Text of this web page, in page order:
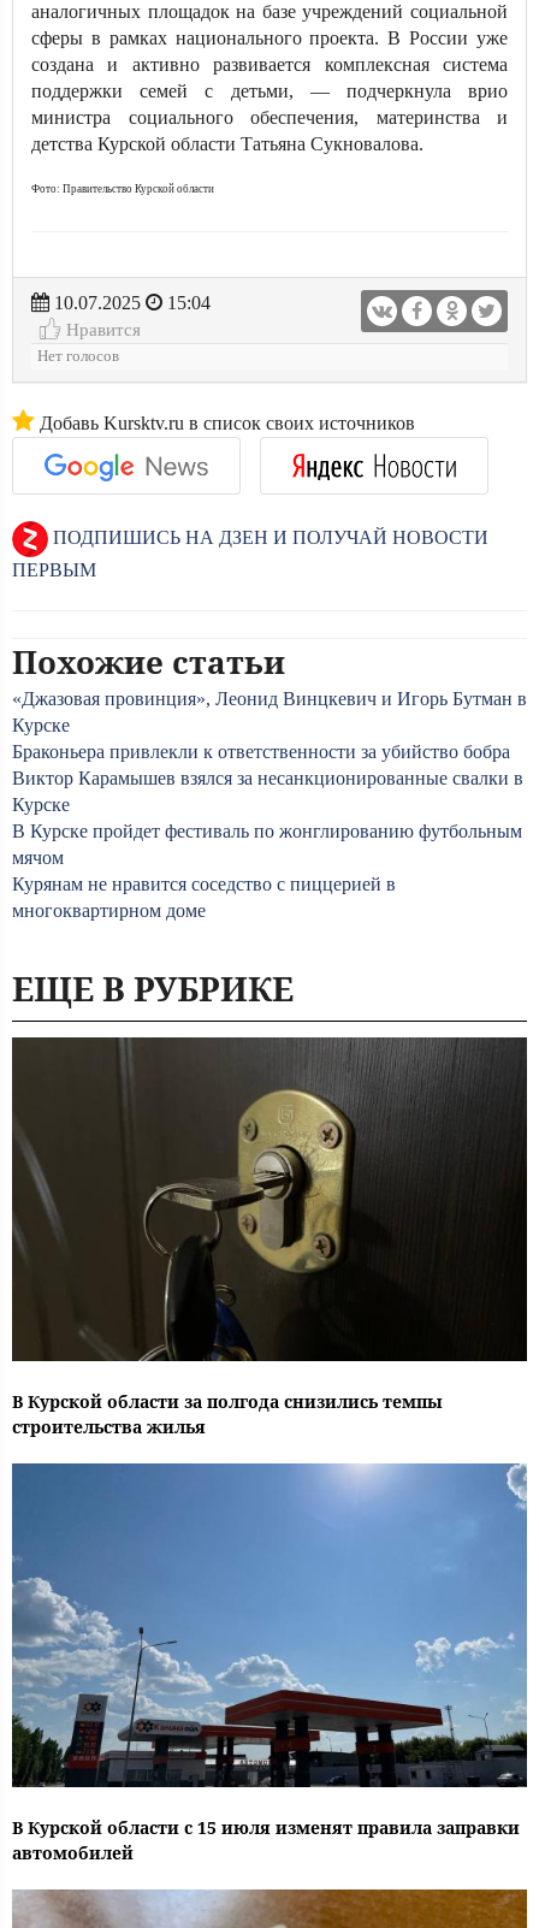
аналогичных площадок на базе учреждений социальной
сферы в рамках национального проекта. В России уже
создана и активно развивается комплексная система
поддержки семей с детьми, — подчеркнула врио
министра социального обеспечения, материнства и
детства Курской области Татьяна Сукновалова.
Фото: Правительство Курской области
10.07.2025
15:04
Нравится
Нет голосов
Добавь Kursktv.ru в список своих источников
ПОДПИШИСЬ НА ДЗЕН И ПОЛУЧАЙ НОВОСТИ
ПЕРВЫМ
Похожие статьи
«Джазовая провинция», Леонид Винцкевич и Игорь Бутман в
Курске
Браконьера привлекли к ответственности за убийство бобра
Виктор Карамышев взялся за несанкционированные свалки в
Курске
В Курске пройдет фестиваль по жонглированию футбольным
мячом
Курянам не нравится соседство с пиццерией в
многоквартирном доме
ЕЩЕ В РУБРИКЕ
В Курской области за полгода снизились темпы
строительства жилья
В Курской области с 15 июля изменят правила заправки
автомобилей